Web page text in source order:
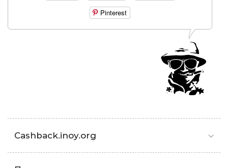
Pinterest
Cashback.inoy.org